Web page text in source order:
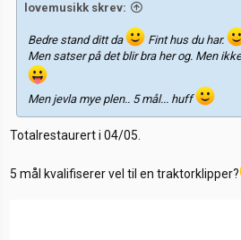
lovemusikk skrev:
Bedre stand ditt da
Fint hus du har.
Men satser på det blir bra her og. Men
Men jevla mye plen.. 5 mål... huff
Totalrestaurert i 04/05.
5 mål kvalifiserer vel til en traktorklipper?